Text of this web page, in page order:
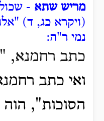
מריש שתא -
(ויקרא כג, ד)
נמי ר"ה:
כתב רחמנא,
ואי כתב
הסוכות", הוה